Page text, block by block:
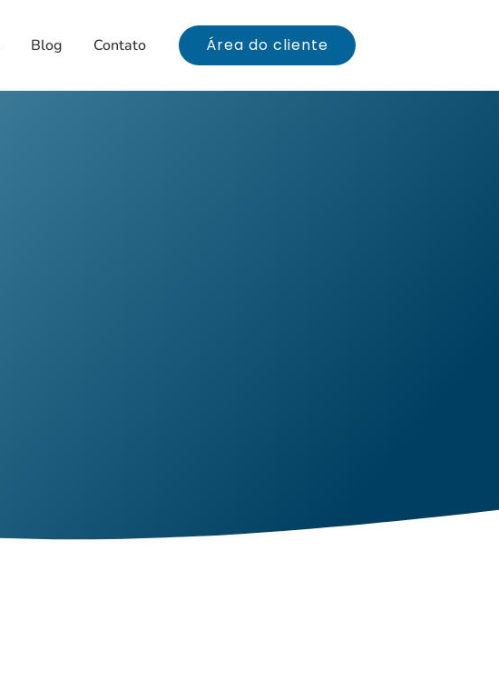
Blog Contato Área do cliente